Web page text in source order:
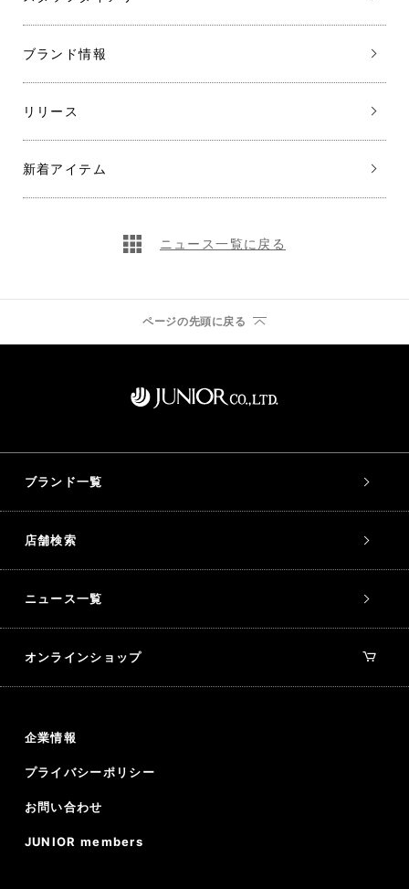
ブランド情報
リリース
新着アイテム
ニュース一覧に戻る
ページの先頭に戻る
ブランド一覧
店舗検索
ニュース一覧
オンラインショップ
企業情報
プライバシーポリシー
お問い合わせ
JUNIOR members